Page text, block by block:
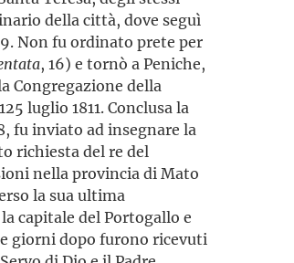
della città, dove seguì
Non fu ordinato prete per
, 16) e tornò a Peniche,
Congregazione della
luglio 1811. Conclusa la
fu in­viato ad insegnare la
richiesta del re del
nella provincia di Mato
la sua ultima
capitale del Portogallo e
giorni dopo furono ricevuti